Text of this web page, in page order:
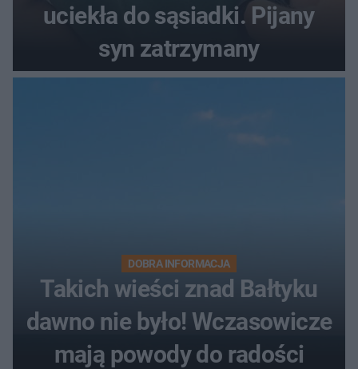
uciekła do sąsiadki. Pijany
syn zatrzymany
DOBRA INFORMACJA
Takich wieści znad Bałtyku
dawno nie było! Wczasowicze
mają powody do radości